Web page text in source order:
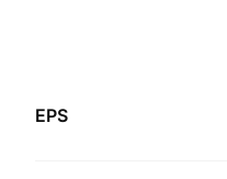
EPS